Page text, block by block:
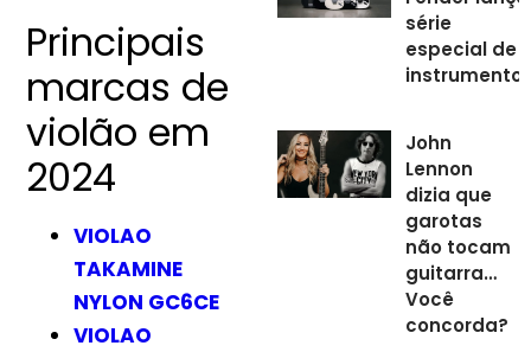
Principais
marcas de
violão em
2024
VIOLAO
TAKAMINE
NYLON GC6CE
VIOLAO
série
especial de
John
Lennon
dizia que
garotas
não tocam
guitarra…
Você
concorda?